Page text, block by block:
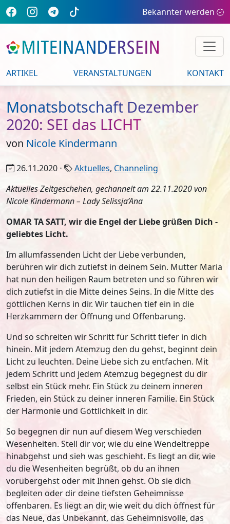
Bekannter werden
ARTIKEL VERANSTALTUNGEN KONTAKT
Monatsbotschaft Dezember
2020: SEI das LICHT
von Nicole Kindermann
26.11.2020 ⋅ Aktuelles, Channeling
Aktuelles Zeitgeschehen, gechannelt am 22.11.2020 von
Nicole Kindermann – Lady Selissja’Ana
OMAR TA SATT, wir die Engel der Liebe grüßen Dich -
geliebtes Licht.
Im allumfassenden Licht der Liebe verbunden,
berühren wir dich zutiefst in deinem Sein. Mutter Maria
hat nun den heiligen Raum betreten und so führen wir
dich zutiefst in die Mitte deines Seins. In die Mitte des
göttlichen Kerns in dir. Wir tauchen tief ein in die
Herzkammern der Öffnung und Offenbarung.
Und so schreiten wir Schritt für Schritt tiefer in dich
hinein. Mit jedem Atemzug den du gehst, beginnt dein
Licht zu leuchten. Deine Liebe sich zu entfachen. Mit
jedem Schritt und jedem Atemzug begegnest du dir
selbst ein Stück mehr. Ein Stück zu deinem inneren
Frieden, ein Stück zu deiner inneren Familie. Ein Stück
der Harmonie und Göttlichkeit in dir.
So begegnen dir nun auf diesem Weg verschieden
Wesenheiten. Stell dir vor, wie du eine Wendeltreppe
hinabgehst und sieh was geschieht. Es liegt an dir, wie
du die Wesenheiten begrüßt, ob du an ihnen
vorübergehst oder mit Ihnen gehst. Ob sie dich
begleiten oder dir deine tiefsten Geheimnisse
offenbaren. Es liegt an dir, wie weit du dich öffnest für
das Neue, das Unbekannt, das Geheimnisvolle, das